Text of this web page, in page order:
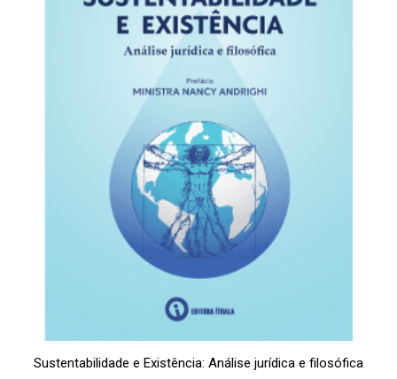
Sustentabilidade e Existência: Análise jurídica e filosófica